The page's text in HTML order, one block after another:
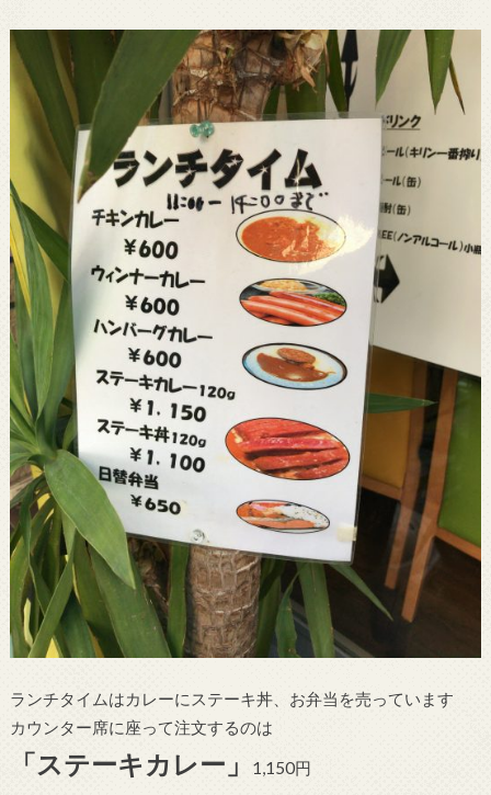
ランチタイムはカレーにステーキ丼、お弁当を売っています
カウンター席に座って注文するのは
「ステーキカレー」 1,150円